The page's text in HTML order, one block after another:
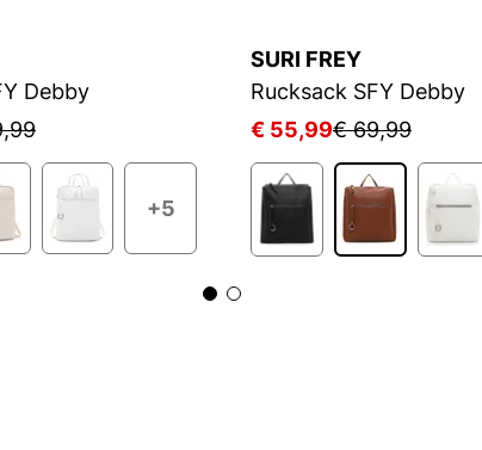
Debby
+5
SURI FREY
Rucksack SFY Debby
€ 55,99€ 69,99